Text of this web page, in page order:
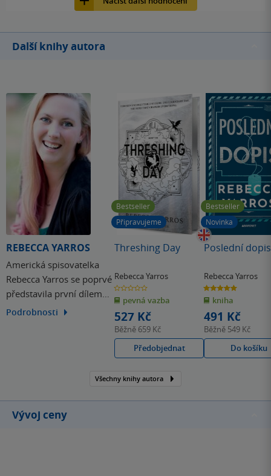
will not die today." Xaden, co dodat – wingleader? I'm
na konci? Doufám, že kapitol z jeho pohledu bude v dalším
find you, Violence.” A samotní draci? Byli DOKONALÍ! Jejich
osobnosti, interakce s jejich jezdci – perfektní. A víc už psát
nebudu, asi jen – Goldie je aaaw. Vedlejší postavy jsem si
taky oblíbila. A Dain? Na facku, nemám prostě ráda tyhle
ochranářský typy :D celkově jsem z něj měla stejné pocity
jako z Tamlina. Na závěr asi jen -Ten HYPE, který kniha
rozpoutala naprosto chápu. Je zasloužený a asi ještě nikdy
jsem se tak netěšila na listopad :D
Další knihy autora
REBECCA YARROS
Americká spisovatelka
Rebecca Yarros se poprvé
představila první dílem
romantické série Flight &
dračích jezdců…
Podrobnosti
Bestseller
Připravujeme
Threshing Day
Rebecca Yarros
0.0
z
5
hvězdiček
pevná vazba
527 Kč
Běžně 659 Kč
Předobjednat
Bestseller
Novinka
Poslední dopis
Rebecca Yarros
5.0
z
5
hvězdiček
kniha
491 Kč
Běžně 549 Kč
Do košíku
Všechny knihy autora
Vývoj ceny